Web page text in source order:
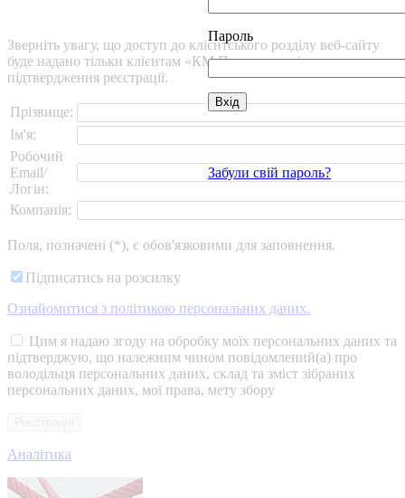
Пароль
Забули свій пароль?
Зверніть увагу, що доступ до клієнтського розділу веб-сайту
буде надано тільки клієнтам «КМ Партнери» після
підтвердження реєстрації.
Прізвище:
Ім'я:
Робочий
Email/
Логін:
Компанія:
Поля, позначені (*), є обов'язковими для заповнення.
Підписатись на розсилку
Ознайомитися з політикою персональних даних.
Цим я надаю згоду на обробку моїх персональних даних та
підтверджую, що належним чином повідомлений(а) про
володільця персональних даних, склад та зміст зібраних
персональних даних, мої права, мету збору
Аналітика